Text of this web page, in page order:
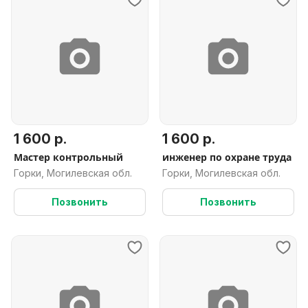
1 600 р.
Мастер контрольный
Горки, Могилевская обл.
Позвонить
1 600 р.
инженер по охране труда
Горки, Могилевская обл.
Позвонить